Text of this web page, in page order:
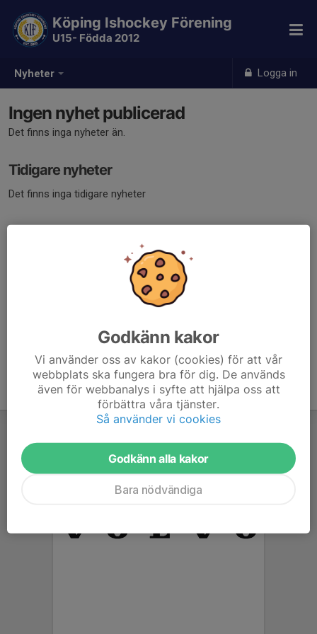
Nyheter Logga in
Köping Ishockey Förening
U15- Födda 2012
Ingen nyhet publicerad
Det finns inga nyheter än.
Tidigare nyheter
Det finns inga tidigare nyheter
Godkänn kakor
Vi använder oss av kakor (cookies) för att vår
webbplats ska fungera bra för dig. De används
även för webbanalys i syfte att hjälpa oss att
förbättra våra tjänster.
Så använder vi cookies
Godkänn alla kakor
Bara nödvändiga